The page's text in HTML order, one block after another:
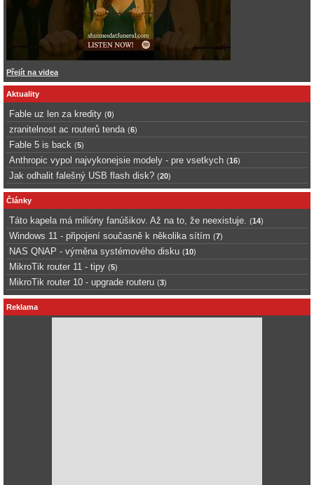
Přejít na videa
Aktuality
Fable uz len za kredity (0)
zranitelnost ac routerů tenda (6)
Fable 5 is back (5)
Anthropic vypol najvykonejsie modely - pre vsetkych (16)
Jak odhalit falešný USB flash disk? (20)
Články
Táto kapela má milióny fanúšikov. Až na to, že neexistuje. (14)
Windows 11 - připojení současně k několika sítím (7)
NAS QNAP - výměna systémového disku (10)
MikroTik router 11 - tipy (5)
MikroTik router 10 - upgrade routeru (3)
Reklama